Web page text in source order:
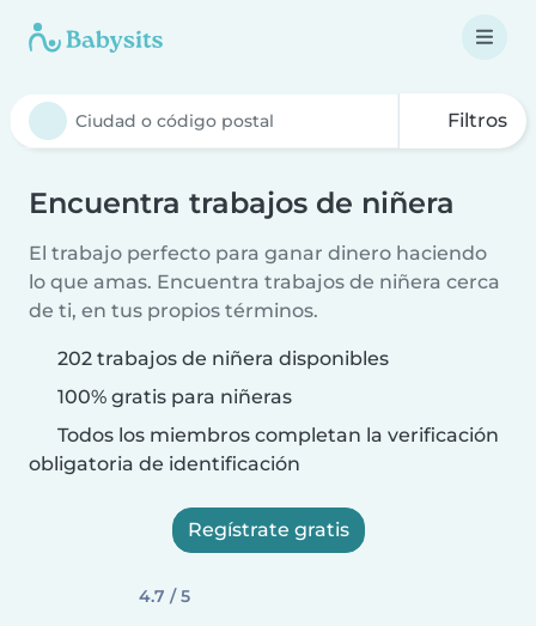
Filtros
Encuentra trabajos de niñera
El trabajo perfecto para ganar dinero haciendo
lo que amas. Encuentra trabajos de niñera cerca
de ti, en tus propios términos.
202 trabajos de niñera disponibles
100% gratis para niñeras
Todos los miembros completan la verificación
obligatoria de identificación
Regístrate gratis
4.7 / 5